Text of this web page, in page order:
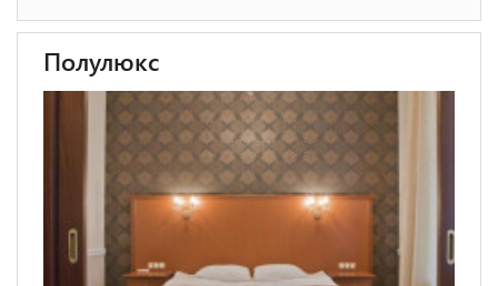
Полулюкс